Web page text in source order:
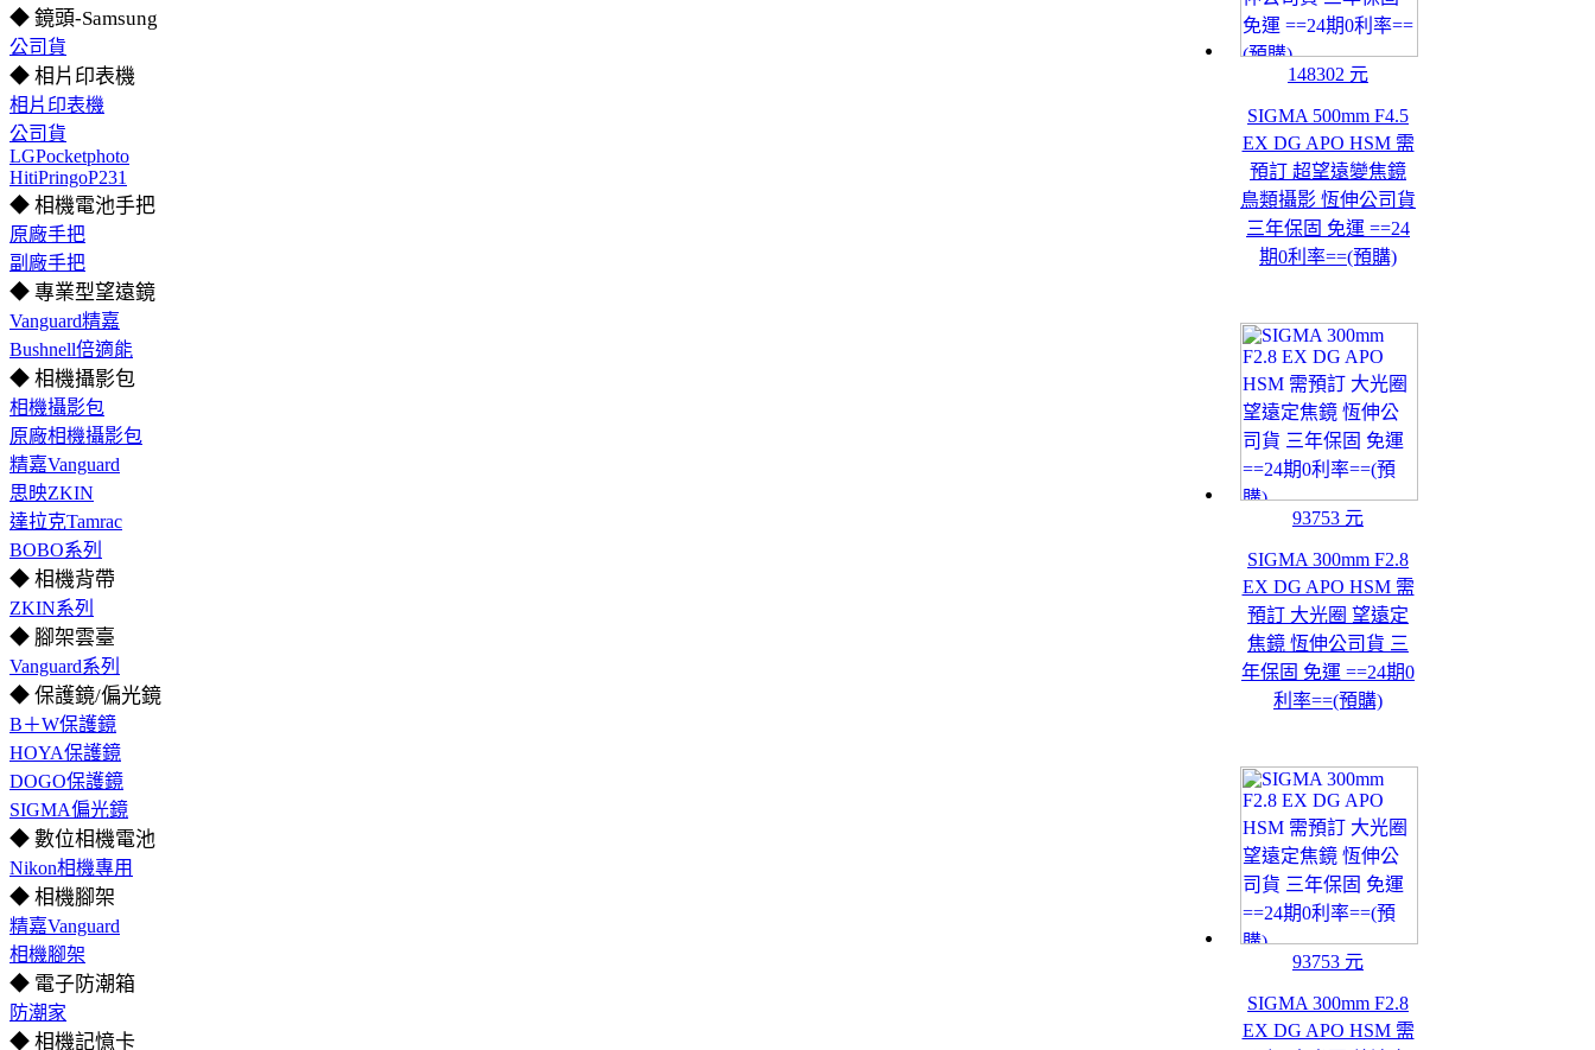
◆ 鏡頭-Samsung
公司貨
◆ 相片印表機
相片印表機
公司貨
LGPocketphoto
HitiPringoP231
◆ 相機電池手把
原廠手把
副廠手把
◆ 專業型望遠鏡
Vanguard精嘉
Bushnell倍適能
◆ 相機攝影包
相機攝影包
原廠相機攝影包
精嘉Vanguard
思映ZKIN
達拉克Tamrac
BOBO系列
◆ 相機背帶
ZKIN系列
◆ 腳架雲臺
Vanguard系列
◆ 保護鏡/偏光鏡
B＋W保護鏡
HOYA保護鏡
DOGO保護鏡
SIGMA偏光鏡
◆ 數位相機電池
Nikon相機專用
◆ 相機腳架
精嘉Vanguard
相機腳架
◆ 電子防潮箱
防潮家
◆ 相機記憶卡
148302 元
SIGMA 500mm F4.5
EX DG APO HSM 需
預訂 超望遠變焦鏡
鳥類攝影 恆伸公司貨
三年保固 免運 ==24
期0利率==(預購)
93753 元
SIGMA 300mm F2.8
EX DG APO HSM 需
預訂 大光圈 望遠定
焦鏡 恆伸公司貨 三
年保固 免運 ==24期0
利率==(預購)
93753 元
SIGMA 300mm F2.8
EX DG APO HSM 需